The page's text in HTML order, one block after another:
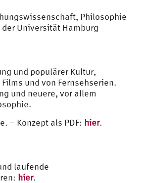
Philosophie
Universität Hamburg
und populärer Kultur,
und von Fernsehserien.
und neuere, vor allem
– Konzept als PDF: hier.
laufende
hier.